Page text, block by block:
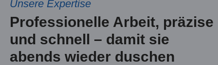
Unsere Expertise
Professionelle Arbeit, präzise
und schnell – damit sie
abends wieder duschen